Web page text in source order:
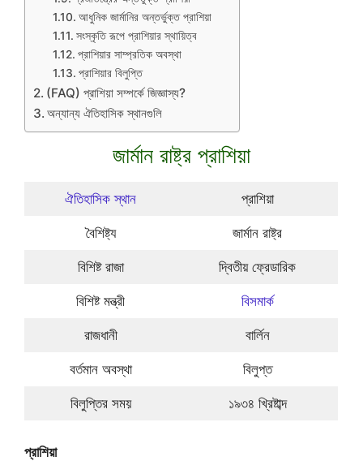
আধুনিক জার্মানির অন্তর্ভুক্ত প্রাশিয়া
সংস্কৃতি রূপে প্রাশিয়ার স্থায়িত্ব
প্রাশিয়ার সাম্প্রতিক অবস্থা
প্রাশিয়ার বিলুপ্তি
(FAQ) প্রাশিয়া সম্পর্কে জিজ্ঞাস্য?
অন্যান্য ঐতিহাসিক স্থানগুলি
জার্মান রাষ্ট্র প্রাশিয়া
ঐতিহাসিক স্থান প্রাশিয়া
বৈশিষ্ট্য জার্মান রাষ্ট্র
বিশিষ্ট রাজা দ্বিতীয় ফ্রেডারিক
বিশিষ্ট মন্ত্রী বিসমার্ক
রাজধানী বার্লিন
বর্তমান অবস্থা বিলুপ্ত
বিলুপ্তির সময় ১৯৩৪ খ্রিষ্টাব্দ
প্রাশিয়া